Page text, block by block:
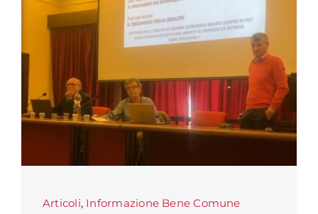
Articoli, Informazione Bene Comune